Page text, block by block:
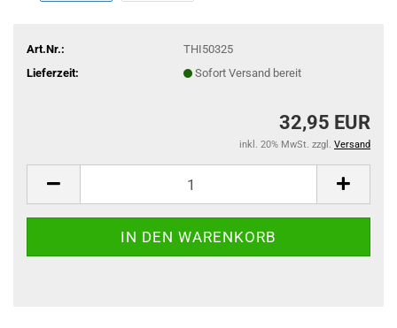
Art.Nr.:
THI50325
Lieferzeit:
Sofort Versand bereit
32,95 EUR
inkl. 20% MwSt. zzgl. Versand